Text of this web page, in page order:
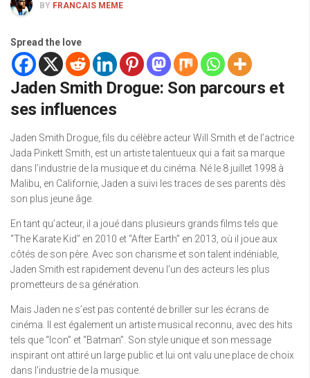
BY FRANCAIS MEME
Spread the love
Jaden Smith Drogue: Son parcours et
ses influences
Jaden Smith Drogue, fils du célèbre acteur Will Smith et de l’actrice
Jada Pinkett Smith, est un artiste talentueux qui a fait sa marque
dans l’industrie de la musique et du cinéma. Né le 8 juillet 1998 à
Malibu, en Californie, Jaden a suivi les traces de ses parents dès
son plus jeune âge.
En tant qu’acteur, il a joué dans plusieurs grands films tels que
“The Karate Kid” en 2010 et “After Earth” en 2013, où il joue aux
côtés de son père. Avec son charisme et son talent indéniable,
Jaden Smith est rapidement devenu l’un des acteurs les plus
prometteurs de sa génération.
Mais Jaden ne s’est pas contenté de briller sur les écrans de
cinéma. Il est également un artiste musical reconnu, avec des hits
tels que “Icon” et “Batman”. Son style unique et son message
inspirant ont attiré un large public et lui ont valu une place de choix
dans l’industrie de la musique.